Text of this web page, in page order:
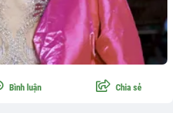
Bình luận Chia sẻ